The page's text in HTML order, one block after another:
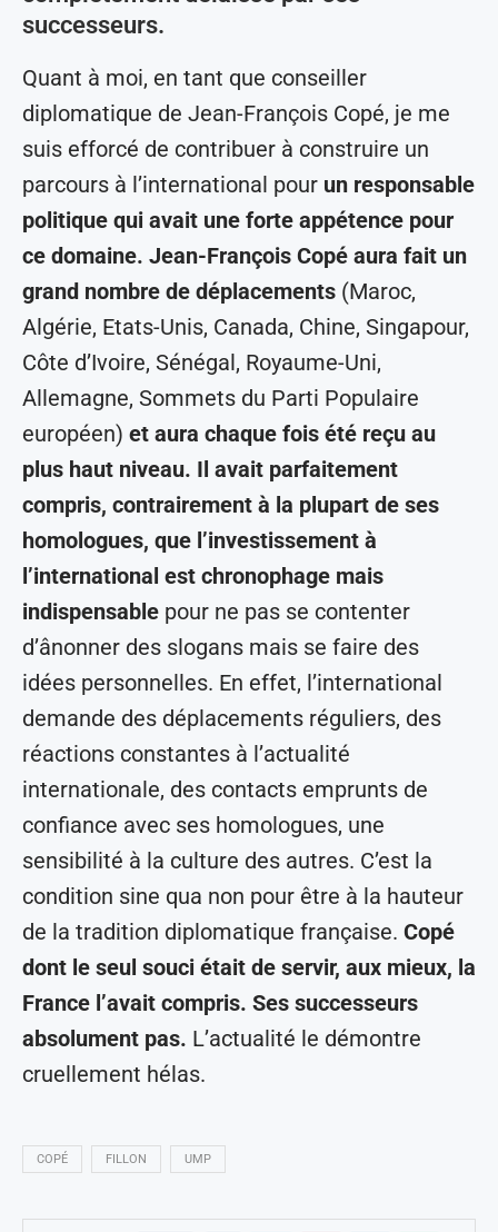
successeurs.
Quant à moi, en tant que conseiller
diplomatique de Jean-François Copé, je me
suis efforcé de contribuer à construire un
parcours à l’international pour un responsable
politique qui avait une forte appétence pour
ce domaine. Jean-François Copé aura fait un
grand nombre de déplacements (Maroc,
Algérie, Etats-Unis, Canada, Chine, Singapour,
Côte d’Ivoire, Sénégal, Royaume-Uni,
Allemagne, Sommets du Parti Populaire
européen) et aura chaque fois été reçu au
plus haut niveau. Il avait parfaitement
compris, contrairement à la plupart de ses
homologues, que l’investissement à
l’international est chronophage mais
indispensable pour ne pas se contenter
d’ânonner des slogans mais se faire des
idées personnelles. En effet, l’international
demande des déplacements réguliers, des
réactions constantes à l’actualité
internationale, des contacts emprunts de
confiance avec ses homologues, une
sensibilité à la culture des autres. C’est la
condition sine qua non pour être à la hauteur
de la tradition diplomatique française. Copé
dont le seul souci était de servir, aux mieux, la
France l’avait compris. Ses successeurs
absolument pas. L’actualité le démontre
cruellement hélas.
COPÉ FILLON UMP